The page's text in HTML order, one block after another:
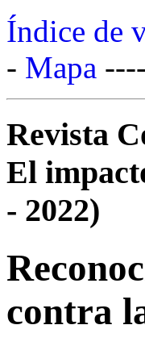
Índice de
- Mapa ----
Revista
El
- 2022)
contra